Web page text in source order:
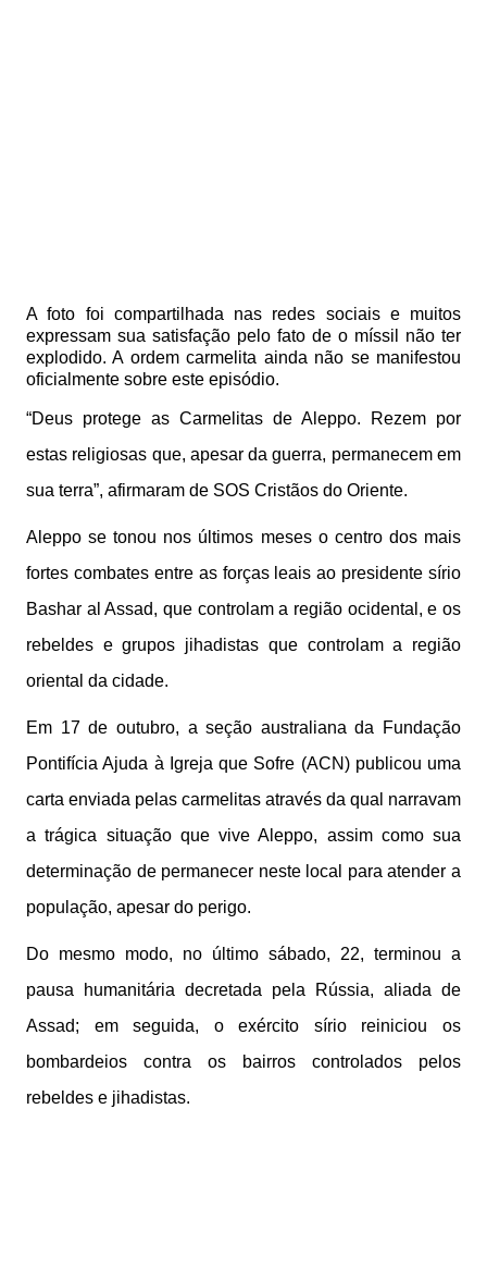
A foto foi compartilhada nas redes sociais e muitos
expressam sua satisfação pelo fato de o míssil não ter
explodido. A ordem carmelita ainda não se manifestou
oficialmente sobre este episódio.
“Deus protege as Carmelitas de Aleppo. Rezem por
estas religiosas que, apesar da guerra, permanecem em
sua terra”, afirmaram de SOS Cristãos do Oriente.
Aleppo se tonou nos últimos meses o centro dos mais
fortes combates entre as forças leais ao presidente sírio
Bashar al Assad, que controlam a região ocidental, e os
rebeldes e grupos jihadistas que controlam a região
oriental da cidade.
Em 17 de outubro, a seção australiana da Fundação
Pontifícia Ajuda à Igreja que Sofre (ACN) publicou uma
carta enviada pelas carmelitas através da qual narravam
a trágica situação que vive Aleppo, assim como sua
determinação de permanecer neste local para atender a
população, apesar do perigo.
Do mesmo modo, no último sábado, 22, terminou a
pausa humanitária decretada pela Rússia, aliada de
Assad; em seguida, o exército sírio reiniciou os
bombardeios contra os bairros controlados pelos
rebeldes e jihadistas.